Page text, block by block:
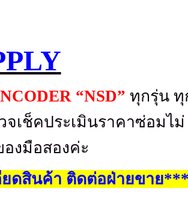
“NSD” ทุกรุ่น ทุ
จเช็คประเมินราคาซ่อมไม่
งมือสองค่ะ
ดสินค้า ติดต่อฝ่ายขาย